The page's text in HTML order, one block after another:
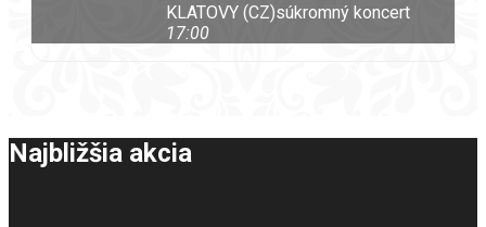
KLATOVY (CZ)súkromný koncert
17:00
Najbližšia akcia